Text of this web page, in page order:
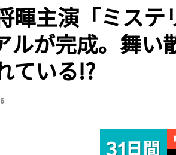
暉主演「ミス
ルが完成。舞
ている!?